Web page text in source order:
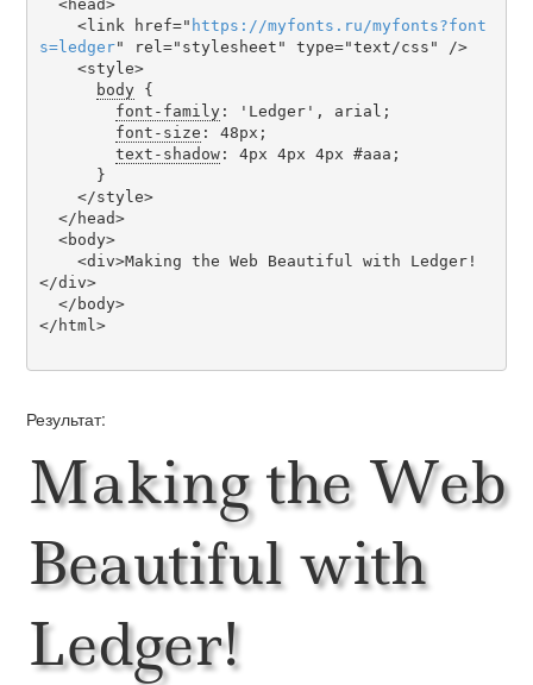
    <link href="
https ://myfonts . ru/myfonts?font
s=ledger" rel="stylesheet" type="text/css" />
body {
font-family: 'Ledger', arial;
font-size : 48px;
text-shadow: 4px 4px 4px #aaa;
</div>
</html>
Результат:
Making the Web
Beautiful with
Ledger!